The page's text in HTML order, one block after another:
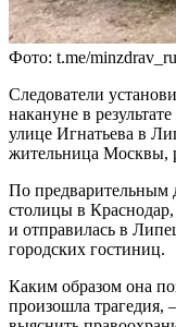
Фото: t.me/minzdrav_ru
Следователи
накануне в
улице Игнатьева в
жительница Москвы,
По предварительным
столицы в Краснодар,
и отправилась в
городских гостиниц.
Каким образом она
произошла трагедия,